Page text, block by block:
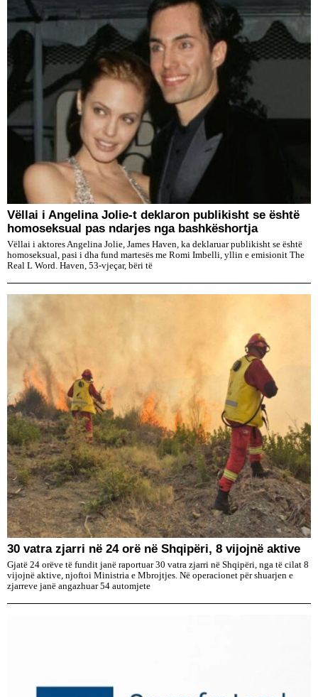
​Vëllai i Angelina Jolie-t deklaron publikisht se është
homoseksual pas ndarjes nga bashkëshortja
Vëllai i aktores Angelina Jolie, James Haven, ka deklaruar publikisht se është
homoseksual, pasi i dha fund martesës me Romi Imbelli, yllin e emisionit The
Real L Word. Haven, 53-vjeçar, bëri të
30 vatra zjarri në 24 orë në Shqipëri, 8 vijojnë aktive
Gjatë 24 orëve të fundit janë raportuar 30 vatra zjarri në Shqipëri, nga të cilat 8
vijojnë aktive, njoftoi Ministria e Mbrojtjes. Në operacionet për shuarjen e
zjarreve janë angazhuar 54 automjete